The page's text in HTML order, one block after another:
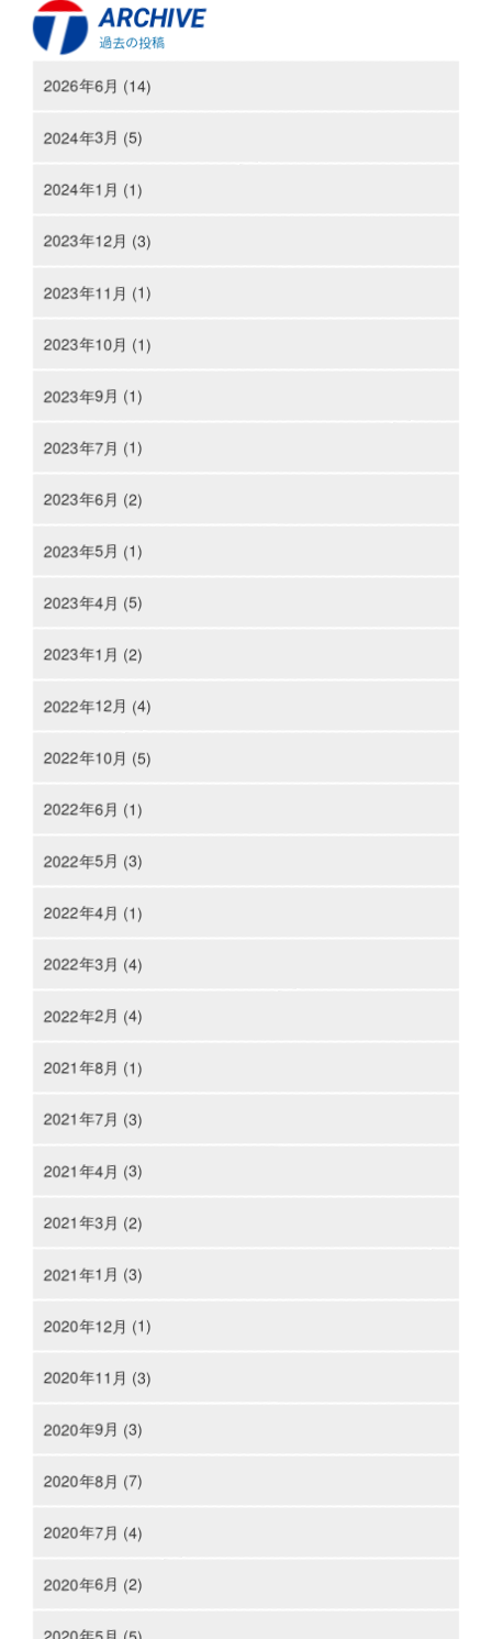
ARCHIVE
過去の投稿
2026年6月 (14)
2024年3月 (5)
2024年1月 (1)
2023年12月 (3)
2023年11月 (1)
2023年10月 (1)
2023年9月 (1)
2023年7月 (1)
2023年6月 (2)
2023年5月 (1)
2023年4月 (5)
2023年1月 (2)
2022年12月 (4)
2022年10月 (5)
2022年6月 (1)
2022年5月 (3)
2022年4月 (1)
2022年3月 (4)
2022年2月 (4)
2021年8月 (1)
2021年7月 (3)
2021年4月 (3)
2021年3月 (2)
2021年1月 (3)
2020年12月 (1)
2020年11月 (3)
2020年9月 (3)
2020年8月 (7)
2020年7月 (4)
2020年6月 (2)
2020年5月 (5)